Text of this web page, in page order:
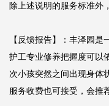
除上述说明的服务标准外
【反馈报告】：丰泽园
护工专业修养把握度可以
次小孩突然之间出现身体
服务收费也可接受，会推